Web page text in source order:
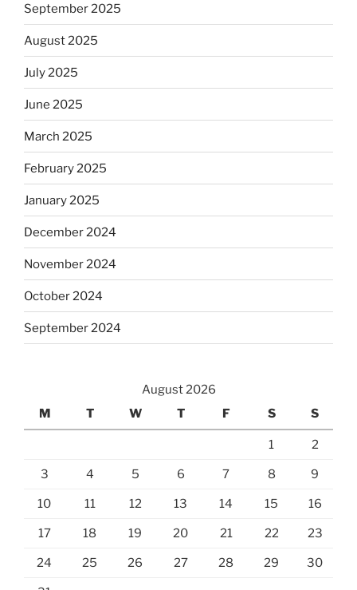
September 2025
August 2025
July 2025
June 2025
March 2025
February 2025
January 2025
December 2024
November 2024
October 2024
September 2024
August 2026
M
T W T F S S
1 2
3 4 5 6 7 8 9
10 11 12 13 14 15 16
17 18 19 20 21 22 23
24 25 26 27 28 29 30